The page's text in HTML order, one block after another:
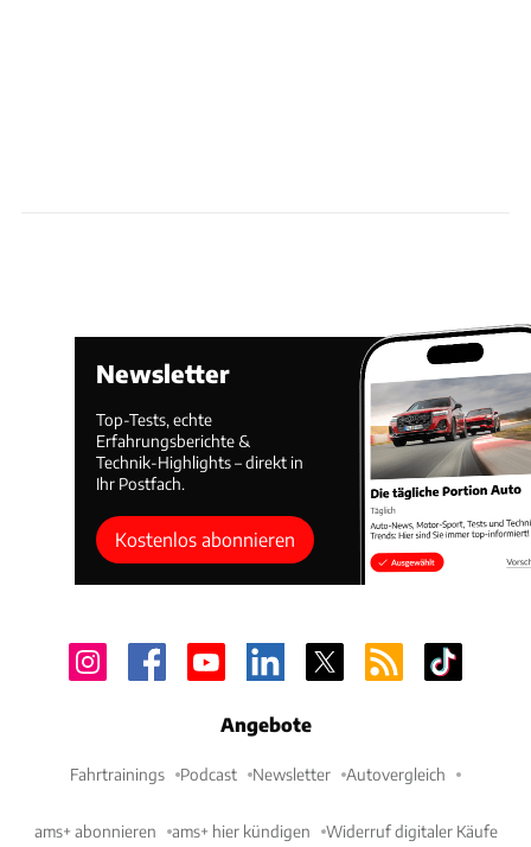
Newsletter
Top-Tests, echte
Erfahrungsberichte &
Technik-Highlights – direkt in
Ihr Postfach.
Kostenlos abonnieren
Angebote
Fahrtrainings Podcast Newsletter Autovergleich
ams+ abonnieren ams+ hier kündigen Widerruf digitaler Käufe